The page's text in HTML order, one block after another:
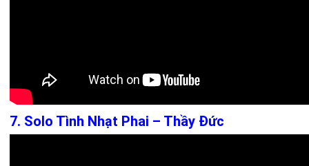
7. Solo Tình Nhạt Phai – Thầy Đức